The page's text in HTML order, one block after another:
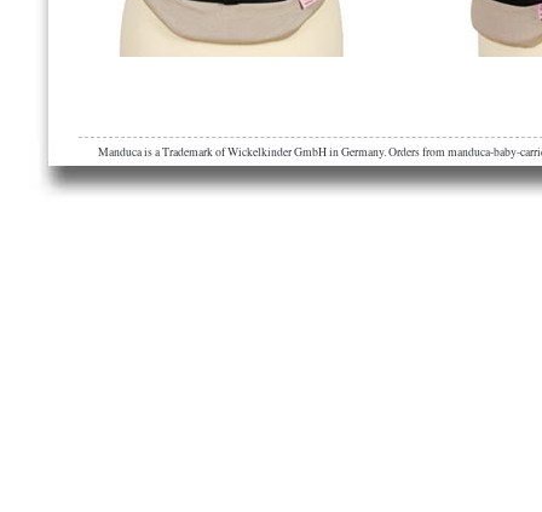
Manduca is a Trademark of Wickelkinder GmbH in Germany. Orders from manduca-baby-